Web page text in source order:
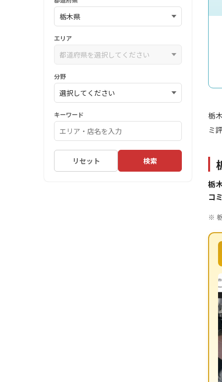
栃
ミ
栃
コ
※
エリア
分野
キーワード
リセット 検索